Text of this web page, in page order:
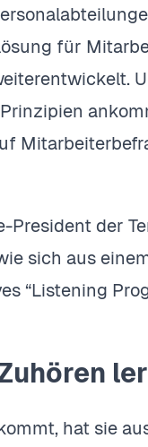
für
der
sich aus
“Listening
hat sie